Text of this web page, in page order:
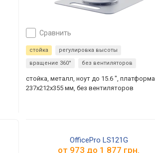
сравнить
стойка
регулировка высоты
вращение 360°
без вентиляторов
стойка, металл, ноут до 15.6 ", платформа
237x212x355 мм, без вентиляторов
OfficePro LS121G
от 973 до 1 877 грн.